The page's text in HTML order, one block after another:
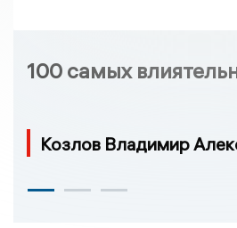
100 самых
Козлов Владимир